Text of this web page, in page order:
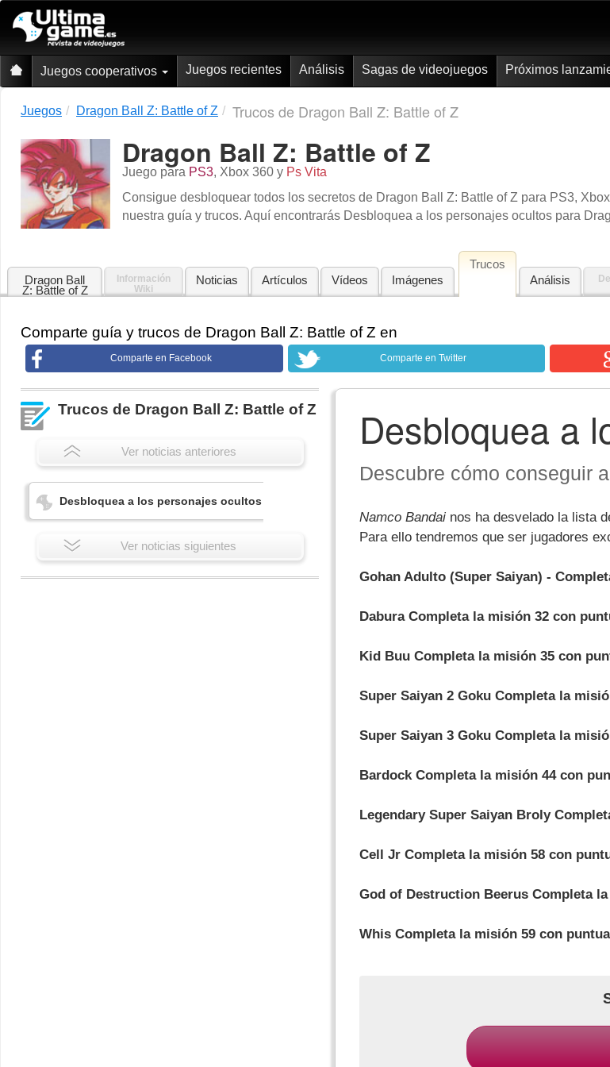
Juegos cooperativos Juegos recientes Análisis Sagas de videojuegos Próximos
Juegos Dragon Ball Z: Battle of Z Trucos de Dragon Ball Z: Battle of Z
Dragon Ball Z: Battle of Z
Juego para PS3, Xbox 360y Ps Vita
Consigue desbloquear todos los secretos de Dragon Ball Z: Battle of Z para PS3,
nuestra guía y trucos. Aquí encontrarás Desbloquea a los personajes ocultos para
Dragon Ball
Z: Battle of Z
Información
Wiki
Noticias Artículos Vídeos Imágenes
Trucos
Análisis
Comparte guía y trucos de Dragon Ball Z: Battle of Z en
Comparte en Facebook Comparte en Twitter
Trucos de Dragon Ball Z: Battle of Z
Ver noticias anteriores
Desbloquea a los personajes ocultos
Ver noticias siguientes
Desbloquea a
Descubre cómo conseguir
Namco Bandai nos ha desvelado la lista
Para ello tendremos que ser jugadores
Gohan Adulto (Super Saiyan) -
DaburaCompleta la misión 32 con
Kid Buu Completa la misión 35 con
Super Saiyan 2 Goku Completa la
Super Saiyan 3 Goku Completa la
Bardock Completa la misión 44 con
Legendary Super Saiyan Broly
Cell Jr Completa la misión 58 con
God of Destruction Beerus Completa
Whis Completa la misión 59 con